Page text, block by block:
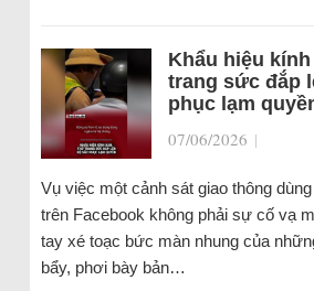
Khẩu hiệu
trang sức đắp
phục lạm
07/06/2026 |
Vụ việc một cảnh sát giao thông dùng
trên Facebook không phải sự cố vạ
tay xé toạc bức màn nhung của
bẩy, phơi bày bản…